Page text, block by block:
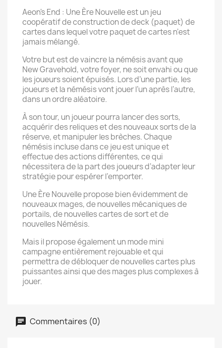
Aeon’s End : Une Ère Nouvelle est un jeu
coopératif de construction de deck (paquet) de
cartes dans lequel votre paquet de cartes n’est
jamais mélangé.
Votre but est de vaincre la némésis avant que
New Gravehold, votre foyer, ne soit envahi ou que
les joueurs soient épuisés. Lors d’une partie, les
joueurs et la némésis vont jouer l’un après l’autre,
dans un ordre aléatoire.
À son tour, un joueur pourra lancer des sorts,
acquérir des reliques et des nouveaux sorts de la
réserve, et manipuler les brèches. Chaque
némésis incluse dans ce jeu est unique et
effectue des actions différentes, ce qui
nécessitera de la part des joueurs d’adapter leur
stratégie pour espérer l’emporter.
Une Ère Nouvelle propose bien évidemment de
nouveaux mages, de nouvelles mécaniques de
portails, de nouvelles cartes de sort et de
nouvelles Némésis.
Mais il propose également un mode mini
campagne entièrement rejouable et qui
permettra de débloquer de nouvelles cartes plus
puissantes ainsi que des mages plus complexes à
jouer.
Commentaires (0)